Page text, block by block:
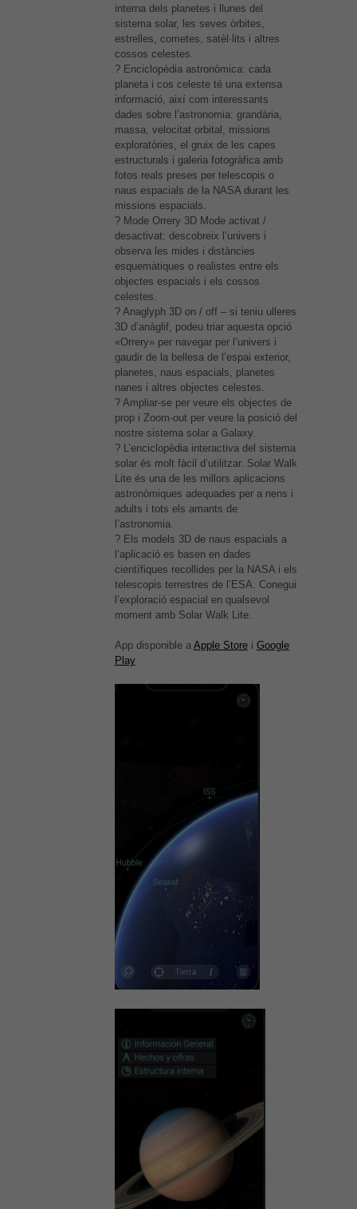
interna dels planetes i llunes del
sistema solar, les seves òrbites,
estrelles, cometes, satèl·lits i altres
cossos celestes.
? Enciclopèdia astronòmica: cada
planeta i cos celeste té una extensa
informació, així com interessants
dades sobre l’astronomia: grandària,
massa, velocitat orbital, missions
exploratòries, el gruix de les capes
estructurals i galeria fotogràfica amb
fotos reals preses per telescopis o
naus espacials de la NASA durant les
missions espacials.
? Mode Orrery 3D Mode activat /
desactivat: descobreix l’univers i
observa les mides i distàncies
esquemàtiques o realistes entre els
objectes espacials i els cossos
celestes.
? Anaglyph 3D on / off – si teniu ulleres
3D d’anàglif, podeu triar aquesta opció
«Orrery» per navegar per l’univers i
gaudir de la bellesa de l’espai exterior,
planetes, naus espacials, planetes
nanes i altres objectes celestes.
? Ampliar-se per veure els objectes de
prop i Zoom-out per veure la posició del
nostre sistema solar a Galaxy.
? L’enciclopèdia interactiva del sistema
solar és molt fàcil d’utilitzar. Solar Walk
Lite és una de les millors aplicacions
astronòmiques adequades per a nens i
adults i tots els amants de
l’astronomia.
? Els models 3D de naus espacials a
l’aplicació es basen en dades
científiques recollides per la NASA i els
telescopis terrestres de l’ESA. Conegui
l’exploració espacial en qualsevol
moment amb Solar Walk Lite.
App disponible a Apple Storei Google
Play